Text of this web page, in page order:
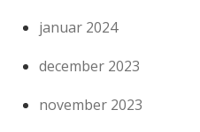
januar 2024
december 2023
november 2023